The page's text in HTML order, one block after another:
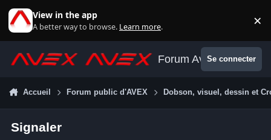
View in the app
A better way to browse. Learn more. ×
Forum AvexSe connecter
Accueil Forum public d'AVEX Dobson, visuel, dessin et
Signaler